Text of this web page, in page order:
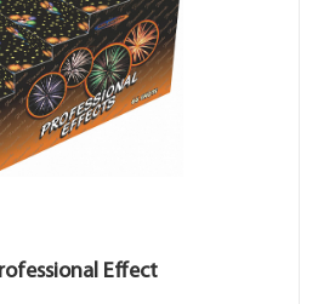
Effect